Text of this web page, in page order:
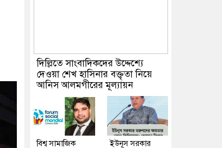
দিল্লিতে সাংবাদিকদের উদ্দেশ্যে
দেওয়া শেখ হাসিনার বক্তৃতা নিয়ে
আনিস আলমগীরের মূল্যায়ন
বিশ্ব সামাজিক
ইউনূস সরকার